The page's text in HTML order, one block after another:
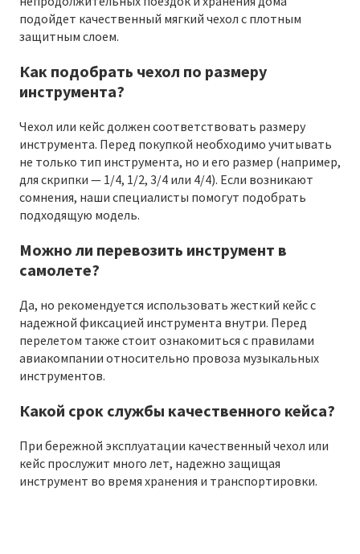
подойдет качественный мягкий чехол с плотным
защитным слоем.
Как подобрать чехол по размеру
инструмента?
Чехол или кейс должен соответствовать размеру
инструмента. Перед покупкой необходимо учитывать
не только тип инструмента, но и его размер (например,
для скрипки — 1/4, 1/2, 3/4 или 4/4). Если возникают
сомнения, наши специалисты помогут подобрать
подходящую модель.
Можно ли перевозить инструмент в
самолете?
Да, но рекомендуется использовать жесткий кейс с
надежной фиксацией инструмента внутри. Перед
перелетом также стоит ознакомиться с правилами
авиакомпании относительно провоза музыкальных
инструментов.
Какой срок службы качественного кейса?
При бережной эксплуатации качественный чехол или
кейс прослужит много лет, надежно защищая
инструмент во время хранения и транспортировки.